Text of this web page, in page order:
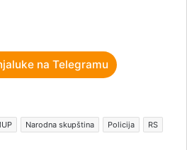
na Telegramu
Narodna skupština Policija
RS